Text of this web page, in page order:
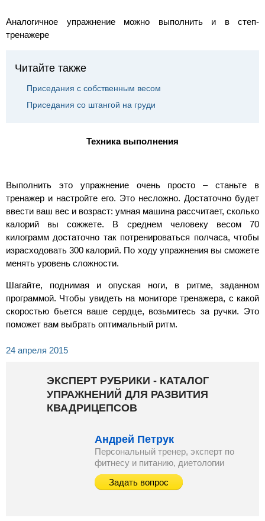
Аналогичное упражнение можно выполнить и в степ-
тренажере
Читайте также
Приседания с собственным весом
Приседания со штангой на груди
Техника выполнения
Выполнить это упражнение очень просто – станьте в
тренажер и настройте его. Это несложно. Достаточно будет
ввести ваш вес и возраст: умная машина рассчитает, сколько
калорий вы сожжете. В среднем человеку весом 70
килограмм достаточно так потренироваться полчаса, чтобы
израсходовать 300 калорий. По ходу упражнения вы сможете
менять уровень сложности.
Шагайте, поднимая и опуская ноги, в ритме, заданном
программой. Чтобы увидеть на мониторе тренажера, с какой
скоростью бьется ваше сердце, возьмитесь за ручки. Это
поможет вам выбрать оптимальный ритм.
24 апреля 2015
ЭКСПЕРТ РУБРИКИ - КАТАЛОГ
УПРАЖНЕНИЙ ДЛЯ РАЗВИТИЯ
КВАДРИЦЕПСОВ
Андрей Петрук
Персональный тренер, эксперт по
фитнесу и питанию, диетологии
Задать вопрос